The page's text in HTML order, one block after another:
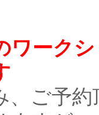
ークシ
、ご予